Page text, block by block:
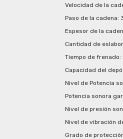
Velocidad de la
Paso de la cadena:
Espesor de la
Cantidad de
Tiempo de frenado:
Capacidad del
Nivel de Potencia
Potencia sonora
Nivel de presión
Nivel de vibración
Grado de